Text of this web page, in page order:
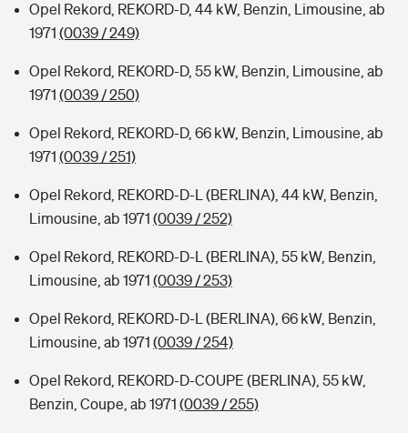
Opel Rekord, REKORD-D, 44 kW, Benzin, Limousine, ab
1971 (0039 / 249)
Opel Rekord, REKORD-D, 55 kW, Benzin, Limousine, ab
1971 (0039 / 250)
Opel Rekord, REKORD-D, 66 kW, Benzin, Limousine, ab
1971 (0039 / 251)
Opel Rekord, REKORD-D-L (BERLINA), 44 kW, Benzin,
Limousine, ab 1971 (0039 / 252)
Opel Rekord, REKORD-D-L (BERLINA), 55 kW, Benzin,
Limousine, ab 1971 (0039 / 253)
Opel Rekord, REKORD-D-L (BERLINA), 66 kW, Benzin,
Limousine, ab 1971 (0039 / 254)
Opel Rekord, REKORD-D-COUPE (BERLINA), 55 kW,
Benzin, Coupe, ab 1971 (0039 / 255)